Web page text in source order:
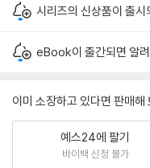
시리즈의 신상품이 출시
eBook이 출간되면 알
이미 소장하고 있다면 판매해
예스24에 팔기
바이백 신청 불가